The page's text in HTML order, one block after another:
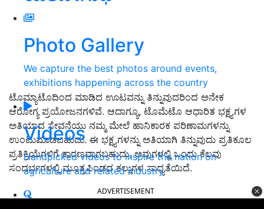
Photo Gallery
We capture the best photos around events,
exhibitions happening across the country
Videos
Handpicked videos to inspire the nation on
agriculture and related industry
ಟೊಮ್ಯಾಟೊದಿಂದ ಮಾಡಿದ ಊಟವನ್ನು ತಿನ್ನುವುದರಿಂದ ಅನೇಕ
ಆರೋಗ್ಯ ಪ್ರಯೋಜನಗಳಿವೆ. ಆದಾಗ್ಯೂ, ಟೊಮೆಟೊ ಆಧಾರಿತ ಭಕ್ಷ್ಯಗಳ
ಅತಿಯಾದ ಸೇವನೆಯು ನಮ್ಮ ಮೇಲೆ ಹಾನಿಕಾರಕ ಪರಿಣಾಮಗಳನ್ನು
ಉಂಟುಮಾಡಬಹುದು. ಈ ಭಕ್ಷ್ಯಗಳನ್ನು ಅತಿಯಾಗಿ ತಿನ್ನುವುದು ಪ್ರತಿಕೂಲ
ಪ್ರತಿಕ್ರಿಯೆಗಳಿಗೆ ಕಾರಣವಾಗಬಹುದು, ಅವುಗಳಲ್ಲಿ ಒಂದು ಕೆಲವು
ಸಂದರ್ಭಗಳಲ್ಲಿ ಮೂತ್ರಪಿಂಡದ ಕಲ್ಲುಗಳ ಸಾಧ್ಯತೆಯಿದೆ.
ADVERTISEMENT